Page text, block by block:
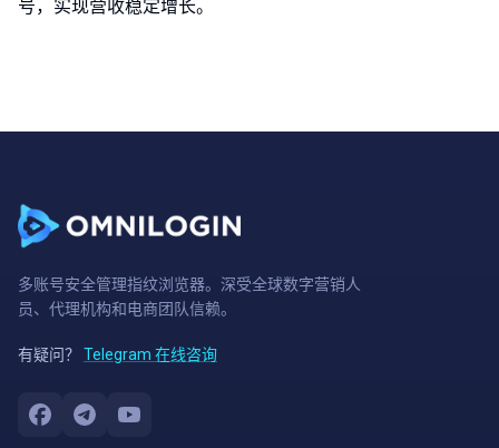
号，实现营收稳定增长。
多账号安全管理指纹浏览器。深受全球数字营销人
员、代理机构和电商团队信赖。
有疑问？ Telegram 在线咨询